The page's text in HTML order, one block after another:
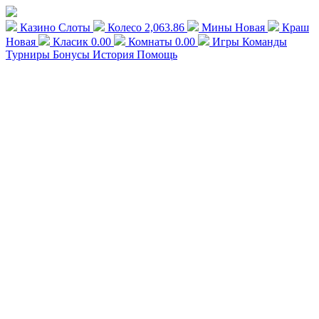
Казино Слоты Колесо 2,063.86 Мины Новая
Краш
Новая
Класик 0.00 Комнаты 0.00 Игры Команды
Турниры Бонусы История Помощь